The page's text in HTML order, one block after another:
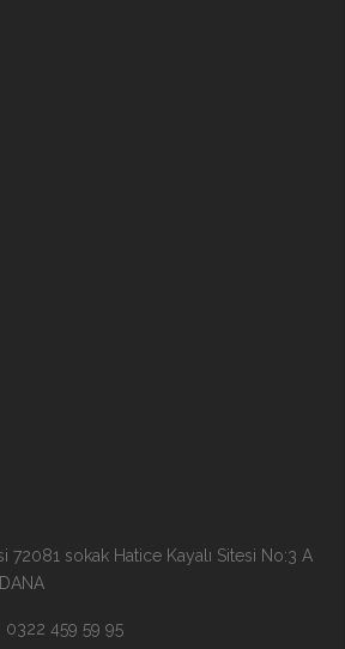
72081 sokak Hatice Kayalı Sitesi No:3 A
459 59 95